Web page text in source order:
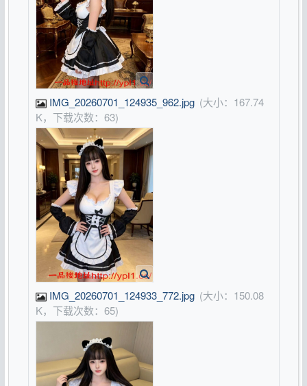
IMG_20260701_124935_962.jpg (大小：167.74
K，下载次数：63)
IMG_20260701_124933_772.jpg (大小：150.08
K，下载次数：65)